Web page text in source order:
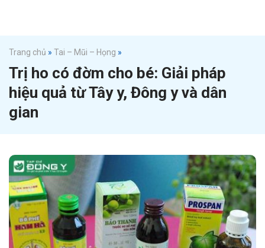
Trang chủ » Tai – Mũi – Họng »
Trị ho có đờm cho bé: Giải pháp
hiệu quả từ Tây y, Đông y và dân
gian